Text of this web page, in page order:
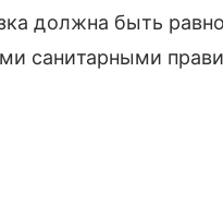
должна быть
санитарными